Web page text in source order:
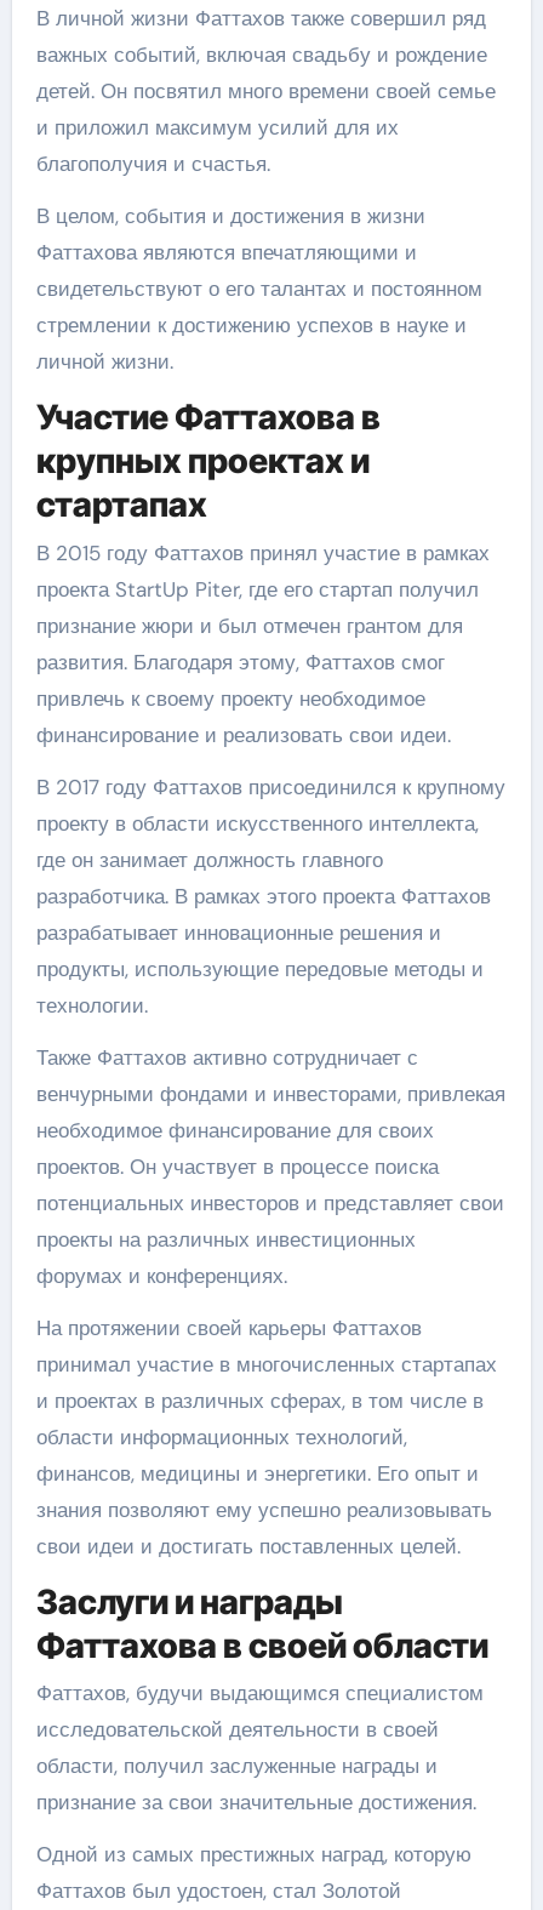
В личной жизни Фаттахов также совершил ряд
важных событий, включая свадьбу и рождение
детей. Он посвятил много времени своей семье
и приложил максимум усилий для их
благополучия и счастья.
В целом, события и достижения в жизни
Фаттахова являются впечатляющими и
свидетельствуют о его талантах и постоянном
стремлении к достижению успехов в науке и
личной жизни.
Участие Фаттахова в
крупных проектах и
стартапах
В 2015 году Фаттахов принял участие в рамках
проекта StartUp Piter, где его стартап получил
признание жюри и был отмечен грантом для
развития. Благодаря этому, Фаттахов смог
привлечь к своему проекту необходимое
финансирование и реализовать свои идеи.
В 2017 году Фаттахов присоединился к крупному
проекту в области искусственного интеллекта,
где он занимает должность главного
разработчика. В рамках этого проекта Фаттахов
разрабатывает инновационные решения и
продукты, использующие передовые методы и
технологии.
Также Фаттахов активно сотрудничает с
венчурными фондами и инвесторами, привлекая
необходимое финансирование для своих
проектов. Он участвует в процессе поиска
потенциальных инвесторов и представляет свои
проекты на различных инвестиционных
форумах и конференциях.
На протяжении своей карьеры Фаттахов
принимал участие в многочисленных стартапах
и проектах в различных сферах, в том числе в
области информационных технологий,
финансов, медицины и энергетики. Его опыт и
знания позволяют ему успешно реализовывать
свои идеи и достигать поставленных целей.
Заслуги и награды
Фаттахова в своей области
Фаттахов, будучи выдающимся специалистом
исследовательской деятельности в своей
области, получил заслуженные награды и
признание за свои значительные достижения.
Одной из самых престижных наград, которую
Фаттахов был удостоен, стал Золотой